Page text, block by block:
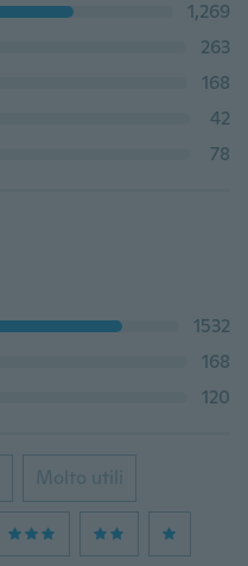
1,269
263
168
42
78
1532
168
120
Molto utili